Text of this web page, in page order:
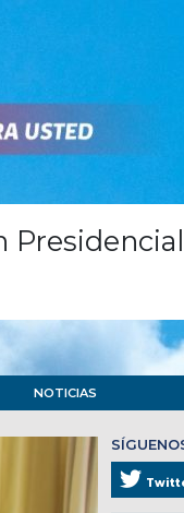
NOTICIAS